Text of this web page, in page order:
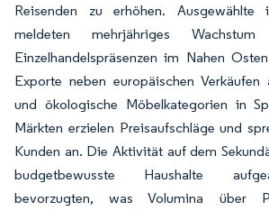
Reisenden zu erhöhen. Ausgewählte
meldeten mehrjähriges
Einzelhandelspräsenzen im Nahen
Exporte neben europäischen Verkäufen
und ökologische Möbelkategorien in
Märkten erzielen Preisaufschläge und
Kunden an. Die Aktivität auf dem
budgetbewusste Haushalte
bevorzugten, was Volumina über